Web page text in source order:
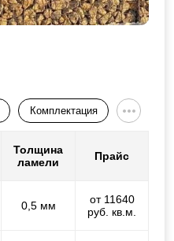
Комплектация
Толщина
ламели
Прайс
0,5 мм
от 11640
руб. кв.м.